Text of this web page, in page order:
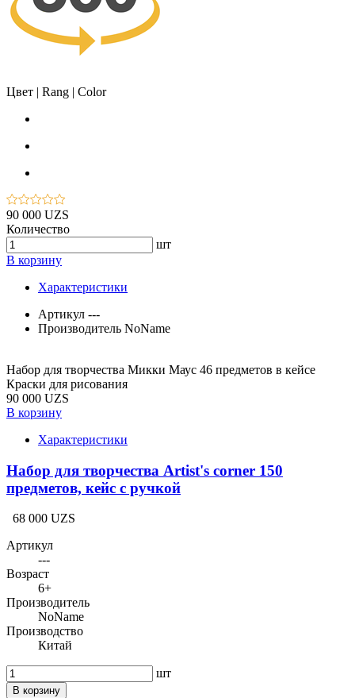
Цвет | Rang | Color
90 000 UZS
Количество
шт
В корзину
Характеристики
Артикул ---
Производитель NoName
Набор для творчества Микки Маус 46 предметов в кейсе
Краски для рисования
90 000 UZS
В корзину
Характеристики
Набор для творчества Artist's corner 150
предметов, кейс с ручкой
68 000 UZS
Артикул
---
Возраст
6+
Производитель
NoName
Производство
Китай
шт
В корзину